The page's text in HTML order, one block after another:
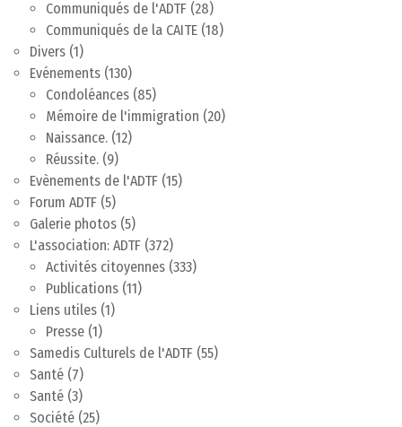
Communiqués de l'ADTF (28)
Communiqués de la CAITE (18)
Divers (1)
Evénements (130)
Condoléances (85)
Mémoire de l'immigration (20)
Naissance. (12)
Réussite. (9)
Evènements de l'ADTF (15)
Forum ADTF (5)
Galerie photos (5)
L'association: ADTF (372)
Activités citoyennes (333)
Publications (11)
Liens utiles (1)
Presse (1)
Samedis Culturels de l'ADTF (55)
Santé (7)
Santé (3)
Société (25)